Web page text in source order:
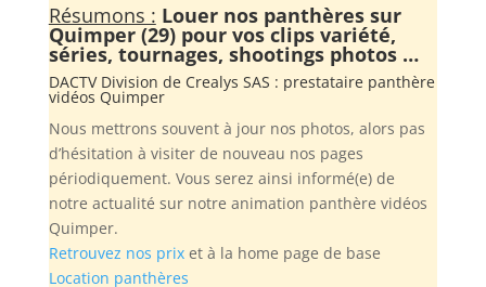
Résumons : Louer nos panthères sur
Quimper (29) pour vos clips variété,
séries, tournages, shootings photos …
DACTV Division de Crealys SAS : prestataire panthère
vidéos Quimper
Nous mettrons souvent à jour nos photos, alors pas
d’hésitation à visiter de nouveau nos pages
périodiquement. Vous serez ainsi informé(e) de
notre actualité sur notre animation panthère vidéos
Quimper.
Retrouvez nos prixet à la home page de base
Location panthères